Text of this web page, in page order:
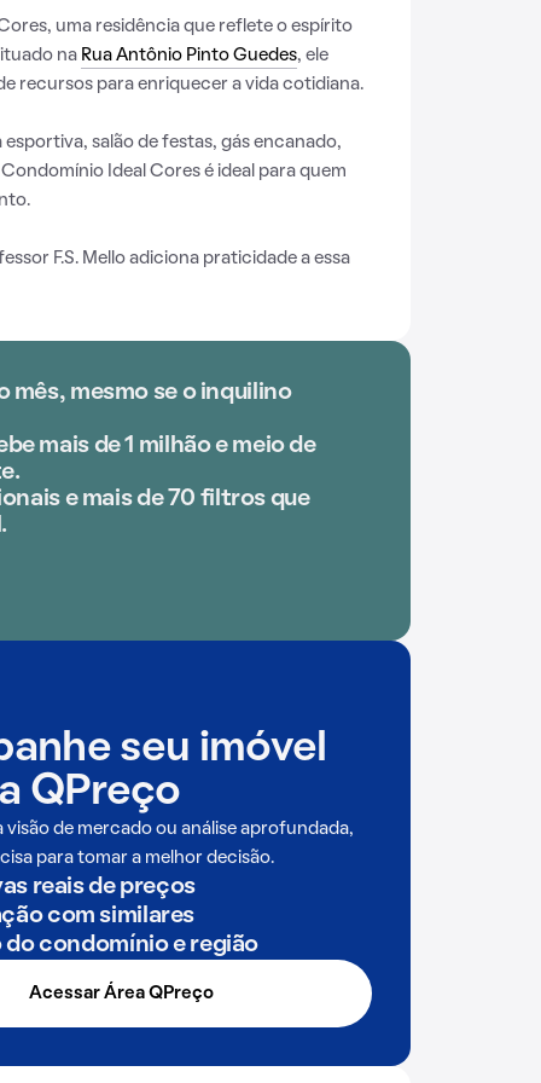
uma residência que reflete o espírito
na Rua Antônio Pinto Guedes, ele
recursos para enriquecer a vida cotidiana.
salão de festas, gás encanado,
Ideal Cores é ideal para quem
F.S. Mello adiciona praticidade a essa
mesmo se o inquilino
mais de 1 milhão e meio de
e mais de 70 filtros que
seu imóvel
QPreço
visão de mercado ou análise aprofundada,
para tomar a melhor decisão.
reais de preços
com similares
do condomínio e região
Acessar Área QPreço